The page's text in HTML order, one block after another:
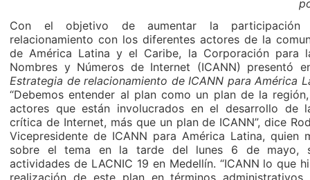
Con el objetivo de aumentar la
relacionamiento con los diferentes actores de la
de América Latina y el Caribe, la Corporación para
Nombres y Números de Internet (ICANN) presentó
Estrategia de relacionamiento de ICANN para América
“Debemos entender al plan como un plan de la
actores que están involucrados en el desarrollo de
crítica de Internet, más que un plan de ICANN”, dice
Vicepresidente de ICANN para América Latina, quien
sobre el tema en la tarde del lunes 6 de mayo,
actividades de LACNIC 19 en Medellín. “ICANN lo que
realización de este plan en términos